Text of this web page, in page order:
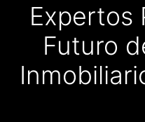
Expertos
Futuro